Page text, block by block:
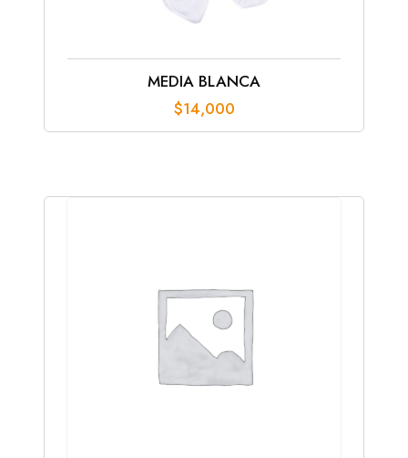
MEDIA BLANCA
$14,000